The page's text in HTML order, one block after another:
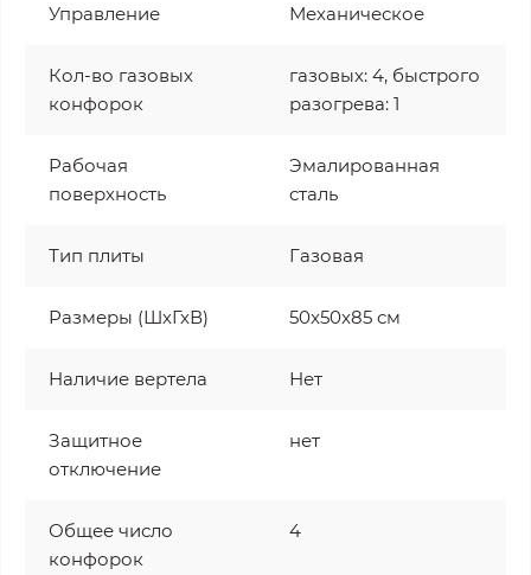
Управление Механическое
Кол-во газовых
конфорок
газовых: 4, быстрого
разогрева: 1
Рабочая
поверхность
Эмалированная
сталь
Тип плиты Газовая
Размеры (ШхГхВ) 50x50x85 см
Наличие вертела Нет
Защитное
отключение
нет
Общее число
конфорок
4